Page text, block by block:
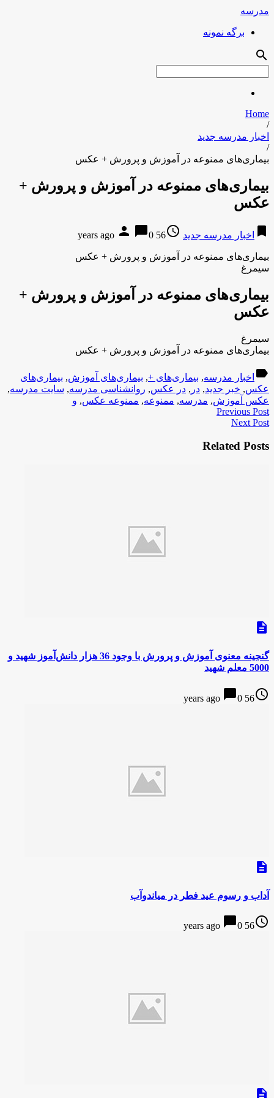
مدرسه
برگه نمونه
search
Home
/
اخبار مدرسه جدید
/
بیماری‌های ممنوعه در آموزش و پرورش + عکس
بیماری‌های ممنوعه در آموزش و پرورش +
عکس
bookmark اخبار مدرسه جدید access_time
56 years ago
person chat_bubble0
بیماری‌های ممنوعه در آموزش و پرورش + عکس
سیمرغ
بیماری‌های ممنوعه در آموزش و پرورش +
عکس
سیمرغ
بیماری‌های ممنوعه در آموزش و پرورش + عکس
label اخبار مدرسه, بیماری‌های +, بیماری‌های آموزش, بیماری‌های
عکس, خبر جدید, در , در عکس, روانشناسی مدرسه, سایت مدرسه,
عکس آموزش, مدرسه, ممنوعه, ممنوعه عکس, و
Previous Post
Next Post
Related Posts
description
گنجینه معنوی آموزش و پرورش با وجود 36 هزار دانش‌آموز شهید و
5000 معلم شهید
access_time
56 years ago
chat_bubble0
description
آداب و رسوم عید فطر در میاندوآب
access_time
56 years ago
chat_bubble0
description